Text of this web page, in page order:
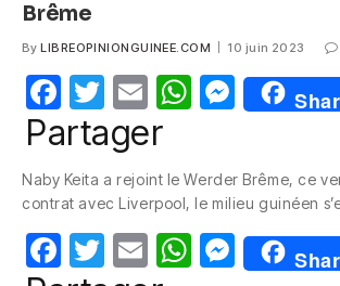
Brême
By LIBREOPINIONGUINEE.COM 10 juin 2023
F
a
e
b
o
T
w
itt
er
E
m
W
s
A
p
M
e
ss
e
n
g
Partager
Naby Keita a rejoint le Werder Brême, ce
contrat avec Liverpool, le milieu guinéen
F
T
E
W M